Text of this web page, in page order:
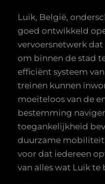
Luik, België,
goed ontwikkeld
vervoersnetwerk
om binnen de stad
efficiënt systeem
treinen kunnen
moeiteloos van de
bestemming
toegankelijkheid
duurzame
voor dat iedereen
van alles wat Luik te